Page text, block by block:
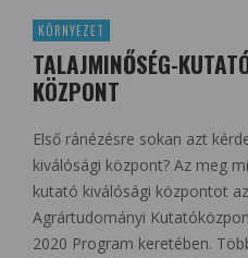
KÖRNYEZET
TALAJMINŐSÉG-
KÖZPONT
Első ránézésre sokan azt
kiválósági központ? Az meg
kutató kiválósági központot
Agrártudományi
2020 Program keretében.